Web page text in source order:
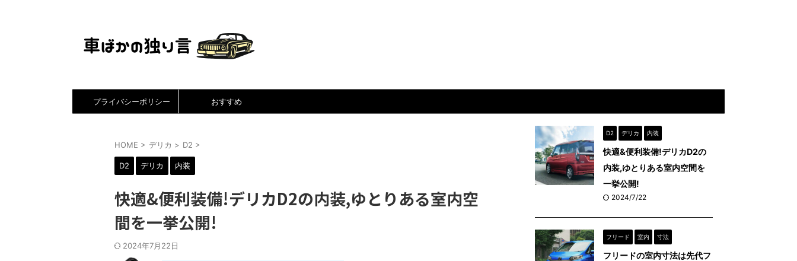
プライバシーポリシー おすすめ
HOME > デリカ > D2 >
D2 デリカ 内装
快適&便利装備!デリカD2の内装,ゆとりある室内空
間を一挙公開!
2024年7月22日
D2 デリカ 内装
快適&便利装備!デリカD2の
内装,ゆとりある室内空間を
一挙公開!
2024/7/22
フリード 室内 寸法
フリードの室内寸法は先代フ